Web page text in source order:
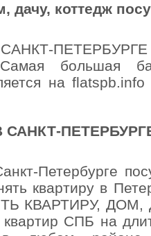
дачу, коттедж
большая
на
Петербурге
квартиру в
КВАРТИРУ, ДОМ,
СПБ на